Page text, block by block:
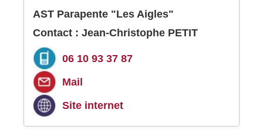
AST Parapente "Les Aigles"
Contact : Jean-Christophe PETIT
06 10 93 37 87
Mail
Site internet